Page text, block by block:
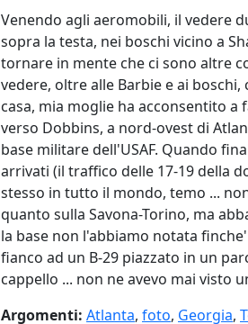
Venendo agli aeromobili, il vedere
sopra la testa, nei boschi vicino a
tornare in mente che ci sono altre
vedere, oltre alle Barbie e ai
casa, mia moglie ha acconsentito a
verso Dobbins, a nord-ovest di
base militare dell'USAF. Quando
arrivati (il traffico delle 17-19 della
stesso in tutto il mondo, temo ...
quanto sulla Savona-Torino, ma
la base non l'abbiamo notata
fianco ad un B-29 piazzato in un
cappello ... non ne avevo mai visto
Argomenti: Atlanta, foto, Georgia,